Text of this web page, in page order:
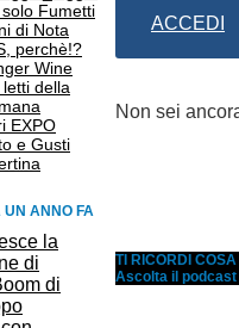
Fumetti
di Nota
perchè!?
Wine
letti della
EXPO
e Gusti
ANNO FA
ACCEDI
Non sei
TI RICORDI
Ascolta il